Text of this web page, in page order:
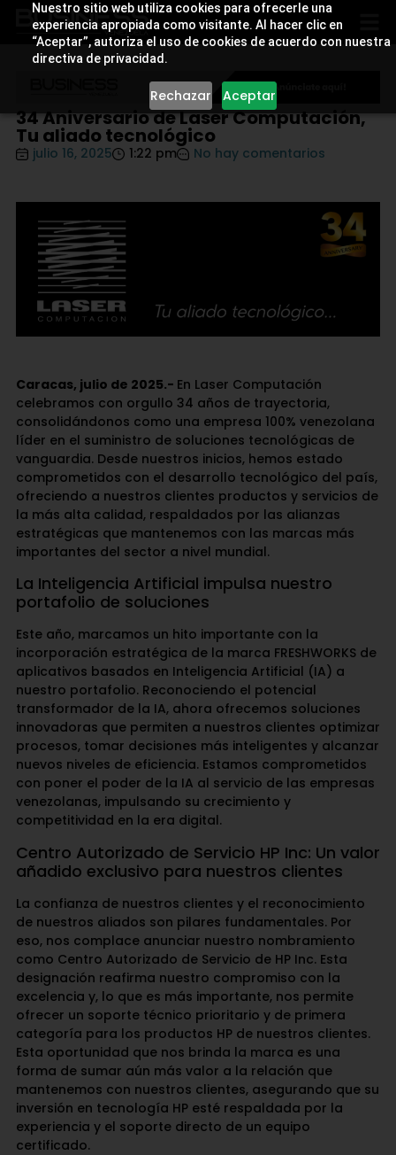
Nuestro sitio web utiliza cookies para ofrecerle una
experiencia apropiada como visitante. Al hacer clic en
“Aceptar”, autoriza el uso de cookies de acuerdo con nuestra
directiva de privacidad.
Rechazar Aceptar
34 Aniversario de Laser Computación,
Tu aliado tecnológico
julio 16, 2025 1:22 pm No hay comentarios
Caracas, julio de 2025.- En Laser Computación
celebramos con orgullo 34 años de trayectoria,
consolidándonos como una empresa 100% venezolana
líder en el suministro de soluciones tecnológicas de
vanguardia. Desde nuestros inicios, hemos estado
comprometidos con el desarrollo tecnológico del país,
ofreciendo a nuestros clientes productos y servicios de
la más alta calidad, respaldados por las alianzas
estratégicas que mantenemos con las marcas más
importantes del sector a nivel mundial.
La Inteligencia Artificial impulsa nuestro
portafolio de soluciones
Este año, marcamos un hito importante con la
incorporación estratégica de la marca FRESHWORKS de
aplicativos basados en Inteligencia Artificial (IA) a
nuestro portafolio. Reconociendo el potencial
transformador de la IA, ahora ofrecemos soluciones
innovadoras que permiten a nuestros clientes optimizar
procesos, tomar decisiones más inteligentes y alcanzar
nuevos niveles de eficiencia. Estamos comprometidos
con poner el poder de la IA al servicio de las empresas
venezolanas, impulsando su crecimiento y
competitividad en la era digital.
Centro Autorizado de Servicio HP Inc: Un valor
añadido exclusivo para nuestros clientes
La confianza de nuestros clientes y el reconocimiento
de nuestros aliados son pilares fundamentales. Por
eso, nos complace anunciar nuestro nombramiento
como Centro Autorizado de Servicio de HP Inc. Esta
designación reafirma nuestro compromiso con la
excelencia y, lo que es más importante, nos permite
ofrecer un soporte técnico prioritario y de primera
categoría para los productos HP de nuestros clientes.
Esta oportunidad que nos brinda la marca es una
forma de sumar aún más valor a la relación que
mantenemos con nuestros clientes, asegurando que su
inversión en tecnología HP esté respaldada por la
experiencia y el soporte directo de un equipo
certificado.